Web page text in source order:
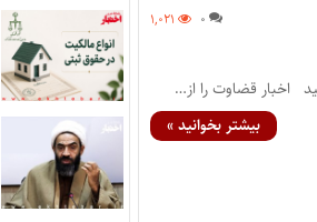
۰ ۱,۰۲۱
بیشتر بخوانید »